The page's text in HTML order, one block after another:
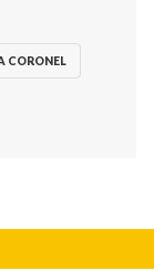
CORONEL